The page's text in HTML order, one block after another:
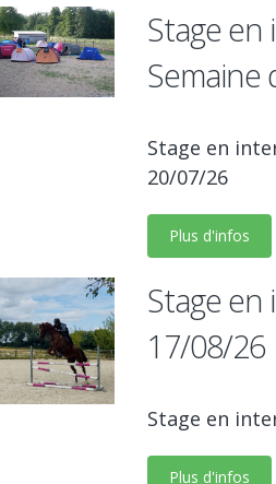
Stage
Semaine
Stage en
20/07/26
Plus d'infos
Stage
17/08/26
Stage en
Plus d'infos